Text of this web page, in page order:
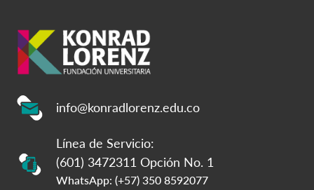
info@konradlorenz.edu.co
Línea de Servicio:
(601) 3472311 Opción No. 1
WhatsApp: (+57) 350 8592077